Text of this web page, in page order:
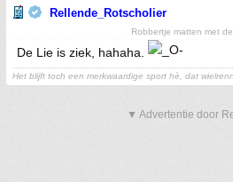
Rellende_Rotscholier
Robbertje matten met
De Lie is ziek, hahaha.
Het blijft toch een merkwaardige sport hè, dat
▼ Advertentie door